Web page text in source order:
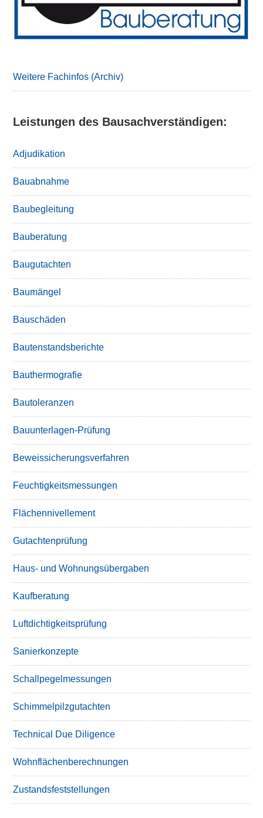
Weitere Fachinfos (Archiv)
Leistungen des Bausachverständigen:
Adjudikation
Bauabnahme
Baubegleitung
Bauberatung
Baugutachten
Baumängel
Bauschäden
Bautenstandsberichte
Bauthermografie
Bautoleranzen
Bauunterlagen-Prüfung
Beweissicherungsverfahren
Feuchtigkeitsmessungen
Flächennivellement
Gutachtenprüfung
Haus- und Wohnungsübergaben
Kaufberatung
Luftdichtigkeitsprüfung
Sanierkonzepte
Schallpegelmessungen
Schimmelpilzgutachten
Technical Due Diligence
Wohnflächenberechnungen
Zustandsfeststellungen